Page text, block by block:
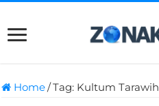
Home/Tag: Kultum Tarawih